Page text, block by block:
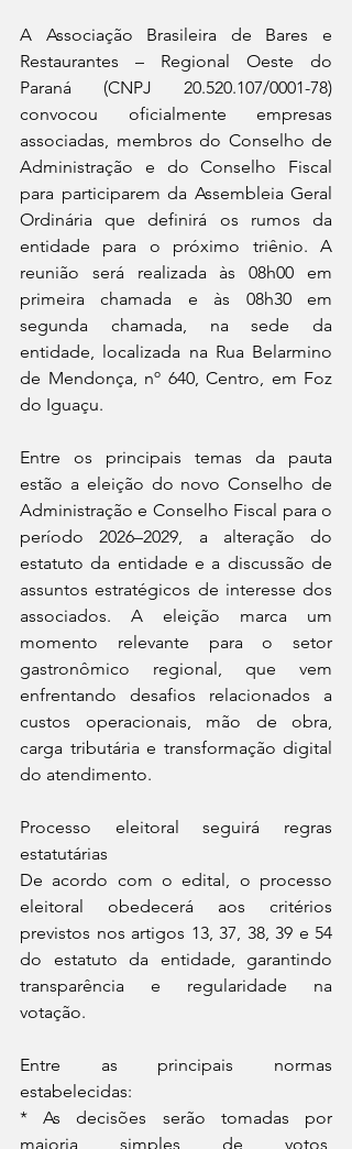
A Associação Brasileira de Bares e
Restaurantes – Regional Oeste do
Paraná (CNPJ 20.520.107/0001-78)
convocou oficialmente empresas
associadas, membros do Conselho de
Administração e do Conselho Fiscal
para participarem da Assembleia Geral
Ordinária que definirá os rumos da
entidade para o próximo triênio. A
reunião será realizada às 08h00 em
primeira chamada e às 08h30 em
segunda chamada, na sede da
entidade, localizada na Rua Belarmino
de Mendonça, nº 640, Centro, em Foz
do Iguaçu.
Entre os principais temas da pauta
estão a eleição do novo Conselho de
Administração e Conselho Fiscal para o
período 2026–2029, a alteração do
estatuto da entidade e a discussão de
assuntos estratégicos de interesse dos
associados. A eleição marca um
momento relevante para o setor
gastronômico regional, que vem
enfrentando desafios relacionados a
custos operacionais, mão de obra,
carga tributária e transformação digital
do atendimento.
Processo eleitoral seguirá regras
estatutárias
De acordo com o edital, o processo
eleitoral obedecerá aos critérios
previstos nos artigos 13, 37, 38, 39 e 54
do estatuto da entidade, garantindo
transparência e regularidade na
votação.
Entre as principais normas
estabelecidas:
* As decisões serão tomadas por
maioria simples de votos,